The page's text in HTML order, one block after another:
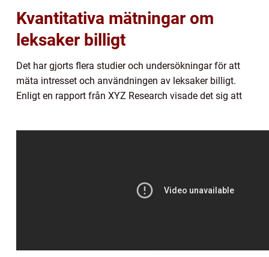
Kvantitativa mätningar om
leksaker billigt
Det har gjorts flera studier och undersökningar för att
mäta intresset och användningen av leksaker billigt.
Enligt en rapport från XYZ Research visade det sig att